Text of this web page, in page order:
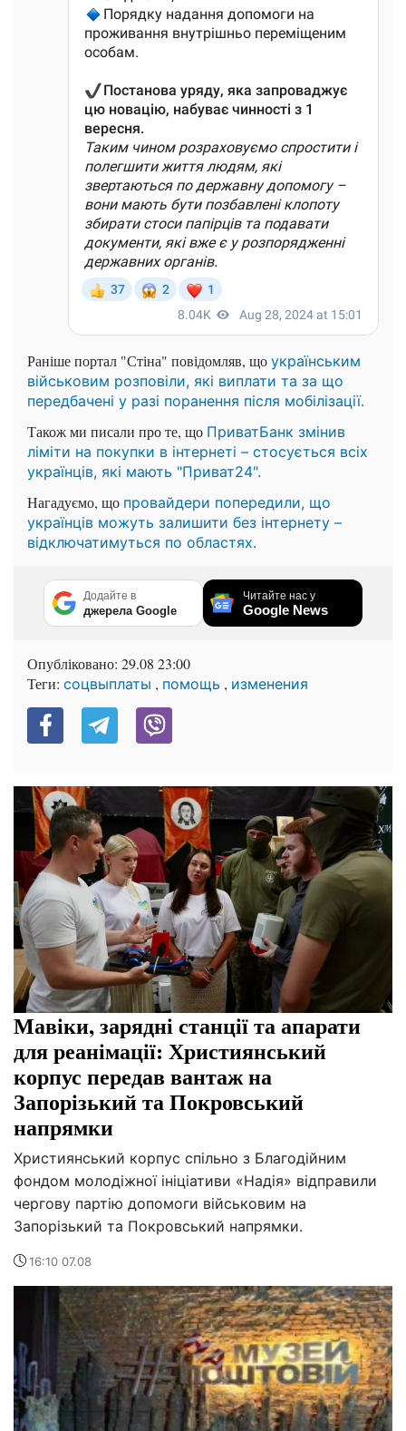
Раніше портал "Стіна" повідомляв, що українським
військовим розповіли, які виплати та за що
передбачені у разі поранення після мобілізації.
Також ми писали про те, що ПриватБанк змінив
ліміти на покупки в інтернеті – стосується всіх
українців, які мають "Приват24".
Нагадуємо, що провайдери попередили, що
українців можуть залишити без інтернету –
відключатимуться по областях.
Додайте в
джерела Google
Читайте нас у
Google News
Опубліковано: 29.08 23:00
Теги: соцвыплаты , помощь , изменения
Мавіки, зарядні станції та апарати
для реанімації: Християнський
корпус передав вантаж на
Запорізький та Покровський
напрямки
Християнський корпус спільно з Благодійним
фондом молодіжної ініціативи «Надія» відправили
чергову партію допомоги військовим на
Запорізький та Покровський напрямки.
16:10 07.08